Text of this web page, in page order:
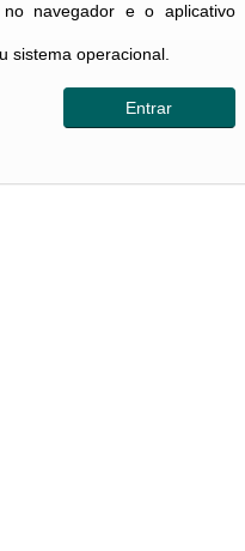
navegador e o aplicativo
sistema operacional.